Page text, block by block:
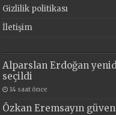
Gizlilik politikası
İletişim
Alparslan Erdoğan
seçildi
14 saat önce
Özkan Eremsayın